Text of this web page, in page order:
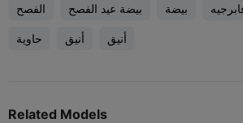
الفصح بيضة عيد الفصح بيضة
حاوية أنيق أنيق
Related Models